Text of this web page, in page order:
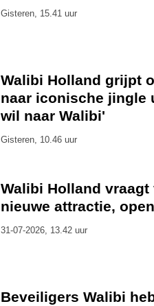
Gisteren, 15.41 uur
Walibi Holland grijpt
naar iconische jingle
wil naar Walibi'
Gisteren, 10.46 uur
Walibi Holland
nieuwe attractie,
31-07-2026, 13.42 uur
Beveiligers Walibi